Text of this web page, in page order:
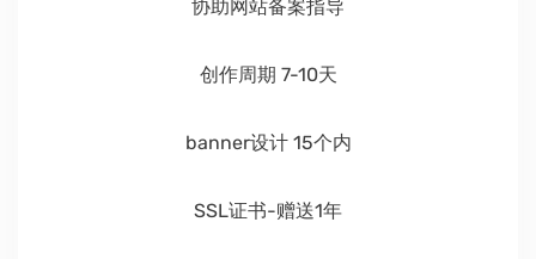
协助网站备案指导
创作周期 7-10天
banner设计 15个内
SSL证书-赠送1年